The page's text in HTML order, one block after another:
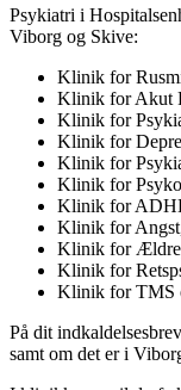
Psykiatri i
Viborg og Skive:
Klinik for
Klinik for Akut
Klinik for
Klinik for
Klinik for
Klinik for
Klinik for
Klinik for
Klinik for
Klinik for
Klinik for TMS
På dit
samt om det er i